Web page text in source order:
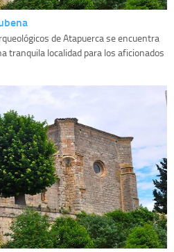
de Atapuerca se encuentra
tranquila localidad para los aficionados